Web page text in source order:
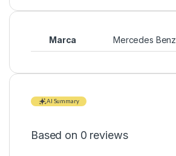
Marca Mercedes Benz
AI Summary
Based on 0 reviews